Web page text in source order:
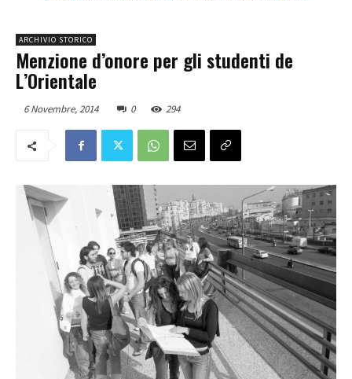
ARCHIVIO STORICO
Menzione d’onore per gli studenti de
L’Orientale
6 Novembre, 2014 0 294